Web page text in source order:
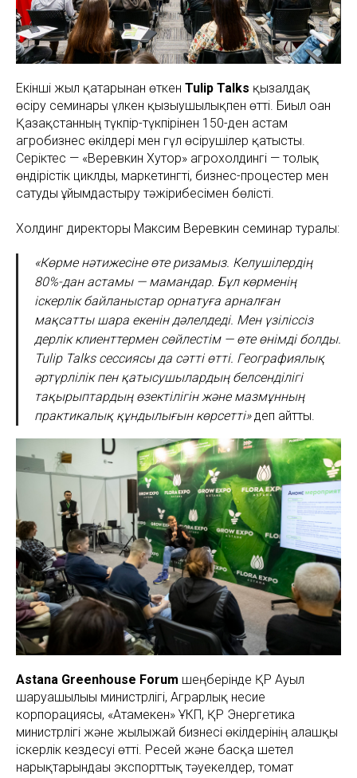
Екінші жыл қатарынан өткен Tulip Talks қызғалдақ
өсіру семинары үлкен қызығушылықпен өтті. Биыл оған
Қазақстанның түкпір-түкпірінен 150-ден астам
агробизнес өкілдері мен гүл өсірушілер қатысты.
Серіктес — «Веревкин Хутор» агрохолдингі — толық
өндірістік циклды, маркетингті, бизнес-процестер мен
сатуды ұйымдастыру тәжірибесімен бөлісті.
Холдинг директоры Максим Веревкин семинар туралы:
«Көрме нәтижесіне өте ризамыз. Келушілердің
80%-дан астамы — мамандар. Бұл көрменің
іскерлік байланыстар орнатуға арналған
мақсатты шара екенін дәлелдеді. Мен үзіліссіз
дерлік клиенттермен сөйлестім — өте өнімді болды.
Tulip Talks сессиясы да сәтті өтті. Географиялық
әртүрлілік пен қатысушылардың белсенділігі
тақырыптардың өзектілігін және мазмұнның
практикалық құндылығын көрсетті»деп айтты.
Astana Greenhouse Forum шеңберінде ҚР Ауыл
шаруашылығы министрлігі, Аграрлық несие
корпорациясы, «Атамекен» ҰКП, ҚР Энергетика
министрлігі және жылыжай бизнесі өкілдерінің алғашқы
іскерлік кездесуі өтті. Ресей және басқа шетел
нарықтарындағы экспорттық тәуекелдер, томат